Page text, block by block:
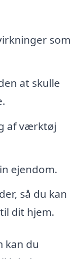
som
at skulle
af værktøj
ejendom.
så du kan
dit hjem.
kan du